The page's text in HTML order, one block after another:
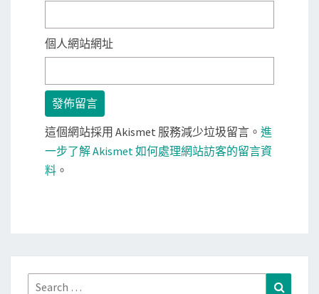
個人網站網址
這個網站採用 Akismet 服務減少垃圾留言。 進
一步了解 Akismet 如何處理網站訪客的留言資
料 。
Search